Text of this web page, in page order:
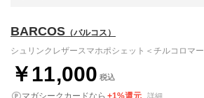
BARCOS （バルコス）
シュリンクレザースマホポシェット＜チルコロマー
￥11,000 税込
マガシークカードなら +1%還元 詳細